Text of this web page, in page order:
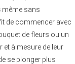
même sans
de commencer avec
de fleurs ou un
et à mesure de leur
se plonger plus